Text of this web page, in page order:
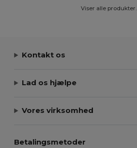
Viser alle produkter.
Kontakt os
Lad os hjælpe
Vores virksomhed
Betalingsmetoder